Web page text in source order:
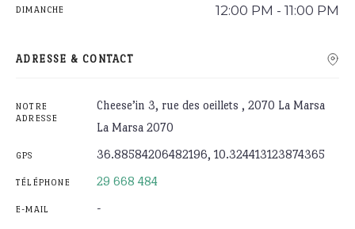
DIMANCHE 12:00 PM - 11:00 PM
ADRESSE & CONTACT
NOTRE
ADRESSE
Cheese’in 3, rue des oeillets , 2070 La Marsa
La Marsa 2070
GPS 36.88584206482196, 10.324413123874365
TÉLÉPHONE 29 668 484
E-MAIL -